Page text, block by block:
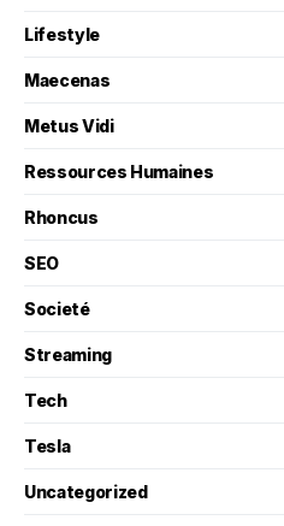
Lifestyle
Maecenas
Metus Vidi
Ressources Humaines
Rhoncus
SEO
Societé
Streaming
Tech
Tesla
Uncategorized